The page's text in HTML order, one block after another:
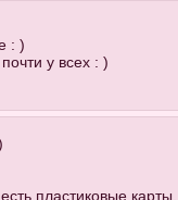
: )
у всех : )
пластиковые